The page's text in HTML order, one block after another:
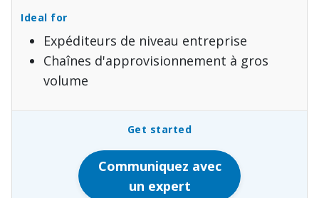
Expéditeurs de niveau entreprise
Chaînes d'approvisionnement à gros
volume
Communiquez avec
un expert